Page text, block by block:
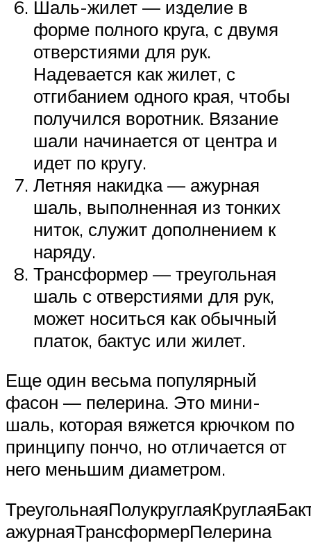
Шаль-жилет — изделие в
форме полного круга, с двумя
отверстиями для рук.
Надевается как жилет, с
отгибанием одного края, чтобы
получился воротник. Вязание
шали начинается от центра и
идет по кругу.
Летняя накидка — ажурная
шаль, выполненная из тонких
ниток, служит дополнением к
наряду.
Трансформер — треугольная
шаль с отверстиями для рук,
может носиться как обычный
платок, бактус или жилет.
Еще один весьма популярный
фасон — пелерина. Это мини-
шаль, которая вяжется крючком по
принципу пончо, но отличается от
него меньшим диаметром.
ажурнаяТрансформерПелерина